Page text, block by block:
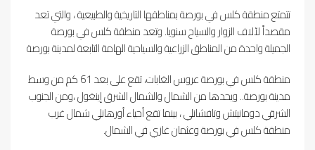
تتمتع منطقة كلس في بورصة بمناطقها التاريخية والطبيعية ، والتي تعد
مقصداً لآلاف الزوار والسياح سنويا. وتعد منطقة كلس في بورصة
الجميلة واحدة من المناطق الزراعية والسياحية الهامة التابعة لمدينة بورصة
منطقة كلس في بورصة عروس الغابات، تقع على بعد 61 كم من وسط
مدينة بورصة.. ويحدها من الشمال والشمال الشرق إينغول ،ومن الجنوب
الشرقي دومانيتش وتافشانلي ، بينما تقع أحياء أورهانلي شمال غرب
منطقة كلس في بورصة وعثمان غازي في الشمال.